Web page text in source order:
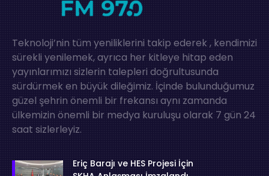
Teknoloji’nin tüm yeniliklerini takip ederek , kendimizi
sürekli yenilemek, ayrıca her kitleye hitap eden
yayınlarımızı sizlerin talepleri doğrultusunda
sürdürmek en büyük dileğimiz. İçinde bulunduğumuz
güzel şehrin önemli bir frekansı aynı zamanda
ülkemizin önemli bir medya kuruluşu olarak 7 gün 24
saat sizlerleyiz.
Eriç Barajı ve HES Projesi İçin